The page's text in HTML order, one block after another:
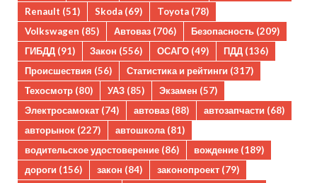
Renault (51) Skoda (69) Toyota (78)
Volkswagen (85) Автоваз (706) Безопасность (209)
ГИБДД (91) Закон (556) ОСАГО (49) ПДД (136)
Происшествия (56) Статистика и рейтинги (317)
Техосмотр (80) УАЗ (85) Экзамен (57)
Электросамокат (74) автоваз (88) автозапчасти (68)
авторынок (227) автошкола(81)
водительское удостоверение (86) вождение (189)
дороги (156) закон (84) законопроект (79)